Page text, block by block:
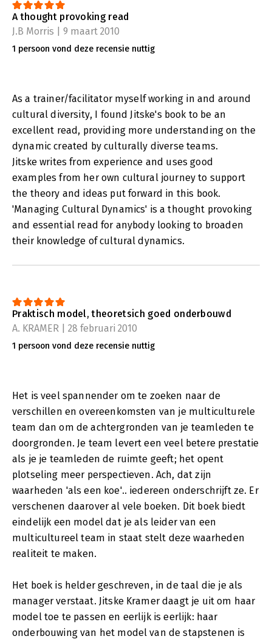
A thought provoking read
J.B Morris | 9 maart 2010
1 persoon vond deze recensie nuttig
As a trainer/facilitator myself working in and around
cultural diversity, I found Jitske's book to be an
excellent read, providing more understanding on the
dynamic created by culturally diverse teams.
Jitske writes from experience and uses good
examples from her own cultural journey to support
the theory and ideas put forward in this book.
'Managing Cultural Dynamics' is a thought provoking
and essential read for anybody looking to broaden
their knowledge of cultural dynamics.
Praktisch model, theoretsich goed onderbouwd
A. KRAMER | 28 februari 2010
1 persoon vond deze recensie nuttig
Het is veel spannender om te zoeken naar de
verschillen en overeenkomsten van je multiculturele
team dan om de achtergronden van je teamleden te
doorgronden. Je team levert een veel betere prestatie
als je je teamleden de ruimte geeft; het opent
plotseling meer perspectieven. Ach, dat zijn
waarheden 'als een koe'.. iedereen onderschrijft ze. Er
verschenen daarover al vele boeken. Dit boek biedt
eindelijk een model dat je als leider van een
multicultureel team in staat stelt deze waarheden
realiteit te maken.
Het boek is helder geschreven, in de taal die je als
manager verstaat. Jitske Kramer daagt je uit om haar
model toe te passen en eerlijk is eerlijk: haar
onderbouwing van het model van de stapstenen is